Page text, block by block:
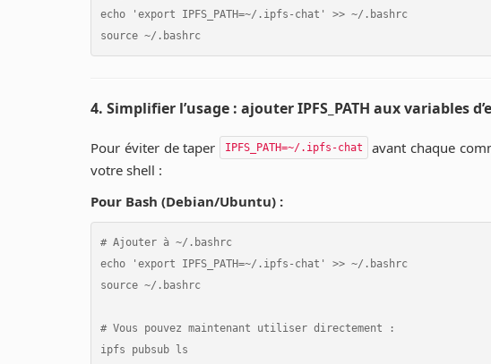
echo 'export IPFS_PATH=~/.ipfs-chat' >> ~/.bashrc
4. Simplifier l’usage : ajouter IPFS_PATH aux variables
Pour éviter de taper IPFS_PATH=~/.ipfs-chat
avant chaque
votre shell :
Pour Bash (Debian/Ubuntu) :
# Ajouter à ~/.bashrc
echo 'export IPFS_PATH=~/.ipfs-chat' >> ~/.bashrc
source ~/.bashrc
# Vous pouvez maintenant utiliser directement :
ipfs pubsub ls